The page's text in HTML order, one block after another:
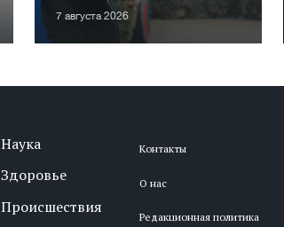
7 августа 2026
Наука
Здоровье
Происшествия
Контакты
О нас
Редакционная политика